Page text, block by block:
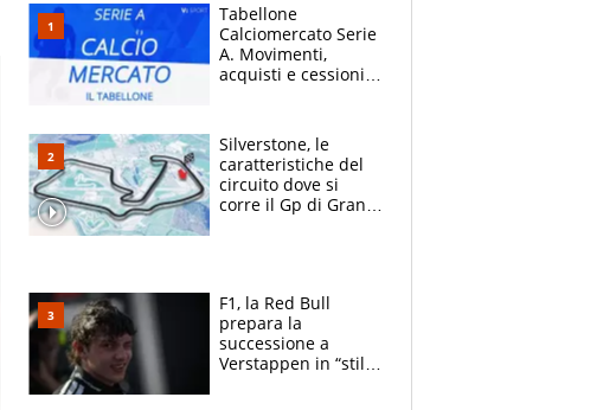
Tabellone
Calciomercato Serie
A. Movimenti,
acquisti e cessioni:
Silverstone, le
caratteristiche del
circuito dove si
corre il Gp di Gran
F1, la Red Bull
prepara la
successione a
Verstappen in “stile